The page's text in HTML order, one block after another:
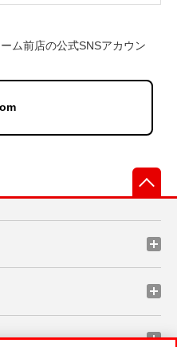
ム前店の公式SNSアカウン